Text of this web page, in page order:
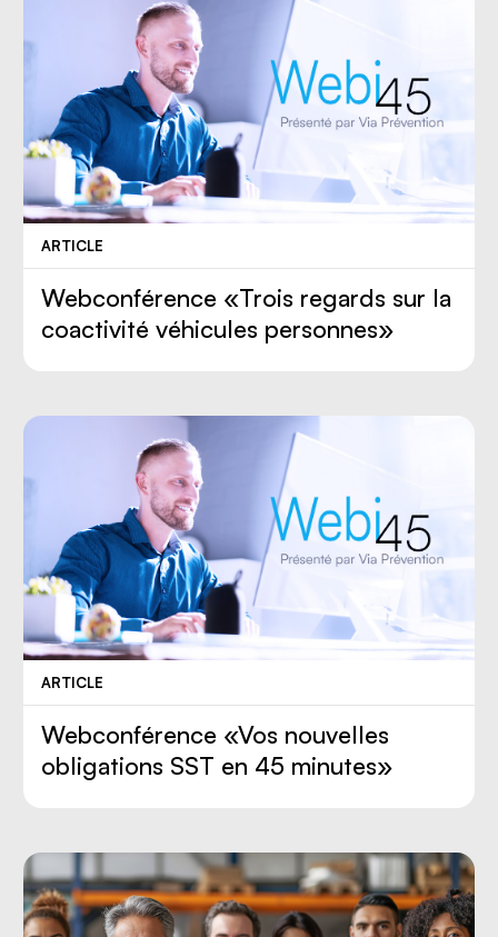
ARTICLE
Webconférence «Trois regards sur la
coactivité véhicules personnes»
ARTICLE
Webconférence «Vos nouvelles
obligations SST en 45 minutes»